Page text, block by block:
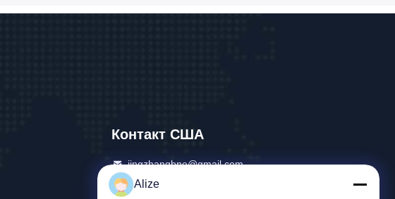
Контакт США
jingzhangbne@gmail.com
86-028-89139868
Alize